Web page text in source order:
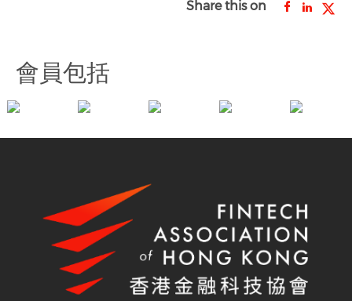
Share this on
會員包括